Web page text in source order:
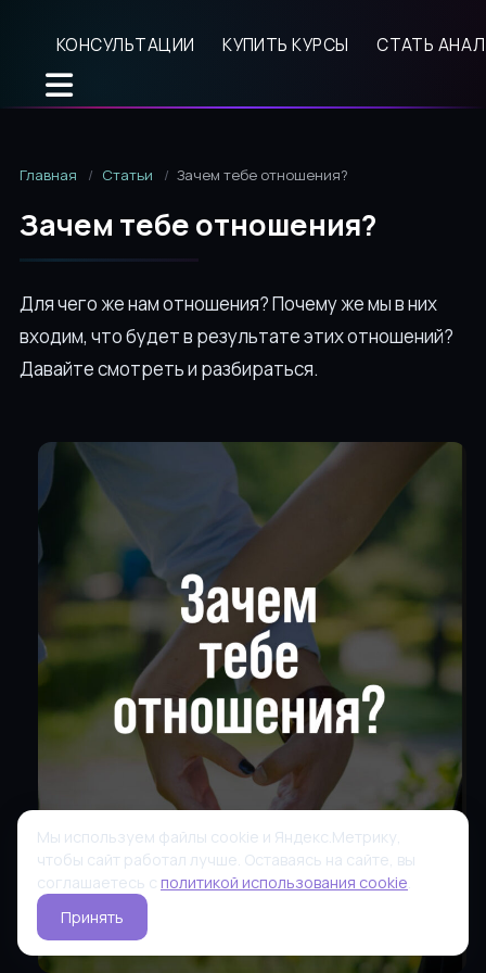
КОНСУЛЬТАЦИИ КУПИТЬ КУРСЫ СТАТЬ
Главная Статьи Зачем тебе отношения?
Зачем тебе отношения?
Для чего же нам отношения? Почему же мы в них
входим, что будет в результате этих отношений?
Давайте смотреть и разбираться.
Мы используем файлы cookie и Яндекс.Метрику,
чтобы сайт работал лучше. Оставаясь на сайте, вы
соглашаетесь с политикой использования cookie.
Принять